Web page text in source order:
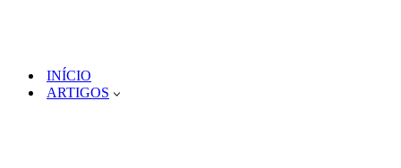
INÍCIO
ARTIGOS